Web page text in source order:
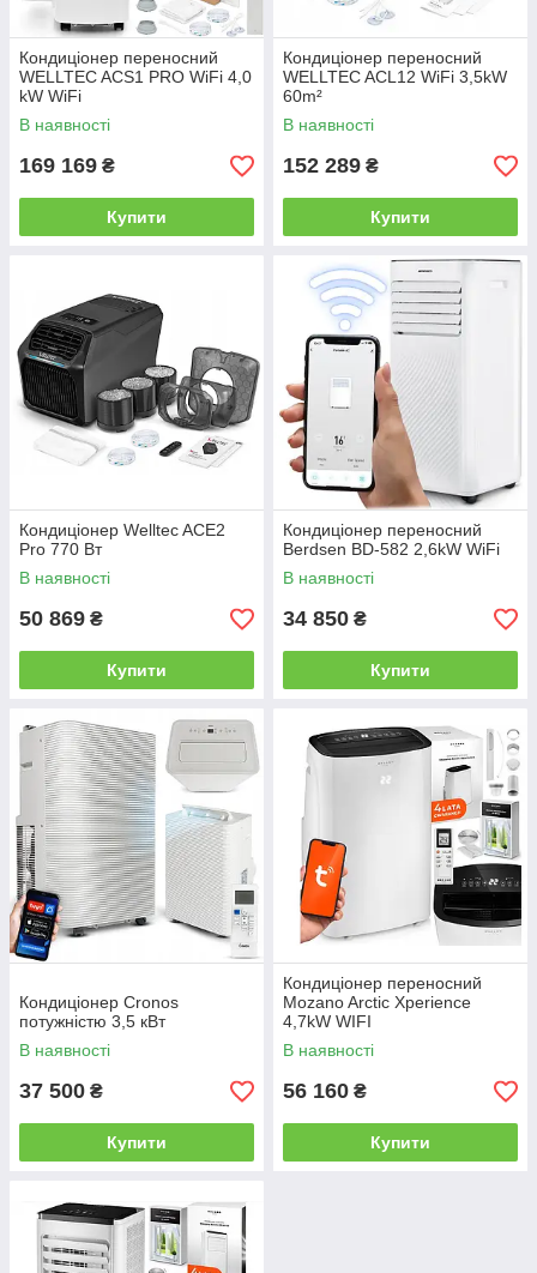
Кондиціонер переносний
WELLTEC ACS1 PRO WiFi 4,0
kW WiFi
В наявності
169 169 ₴
Купити
Кондиціонер переносний
WELLTEC ACL12 WiFi 3,5kW
60m²
В наявності
152 289 ₴
Купити
Кондиціонер Welltec ACE2
Pro 770 Вт
В наявності
50 869 ₴
Купити
Кондиціонер переносний
Berdsen BD-582 2,6kW WiFi
В наявності
34 850 ₴
Купити
Кондиціонер Cronos
потужністю 3,5 кВт
В наявності
37 500 ₴
Купити
Кондиціонер переносний
Mozano Arctic Xperience
4,7kW WIFI
В наявності
56 160 ₴
Купити